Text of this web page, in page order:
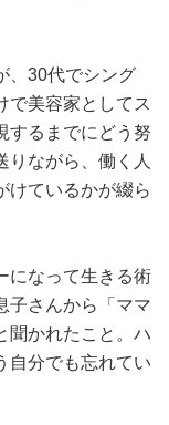
、30代でシング
で美容家としてス
するまでにどう努
りながら、働く人
けているかが綴ら
になって生きる術
子さんから「ママ
聞かれたこと。ハ
自分でも忘れてい